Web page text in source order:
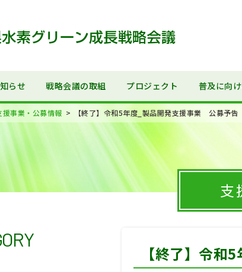
らせ 戦略会議の取組 プロジェクト 普及に向
援事業・公募情報 > 【終了】令和5年度_製品開発支援事業 公募予告
支
【終了】令